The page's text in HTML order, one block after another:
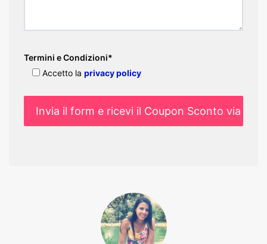
Termini e Condizioni*
Accetto la privacy policy